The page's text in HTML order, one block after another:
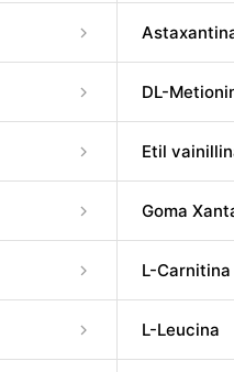
DL-
Etil
Goma
L-
L-Leucina